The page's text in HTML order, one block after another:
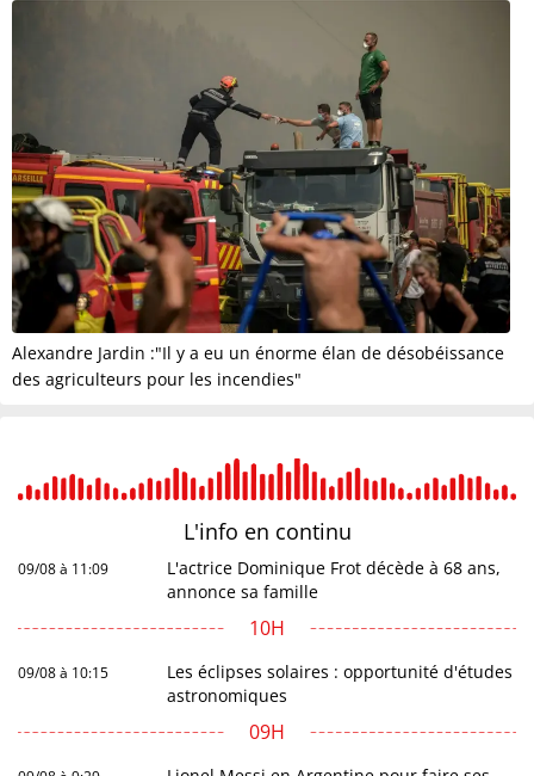
Alexandre Jardin :"Il y a eu un énorme élan de désobéissance
des agriculteurs pour les incendies"
L'info en continu
09/08 à 11:09
L'actrice Dominique Frot décède à 68 ans,
annonce sa famille
10H
09/08 à 10:15
Les éclipses solaires : opportunité d'études
astronomiques
09H